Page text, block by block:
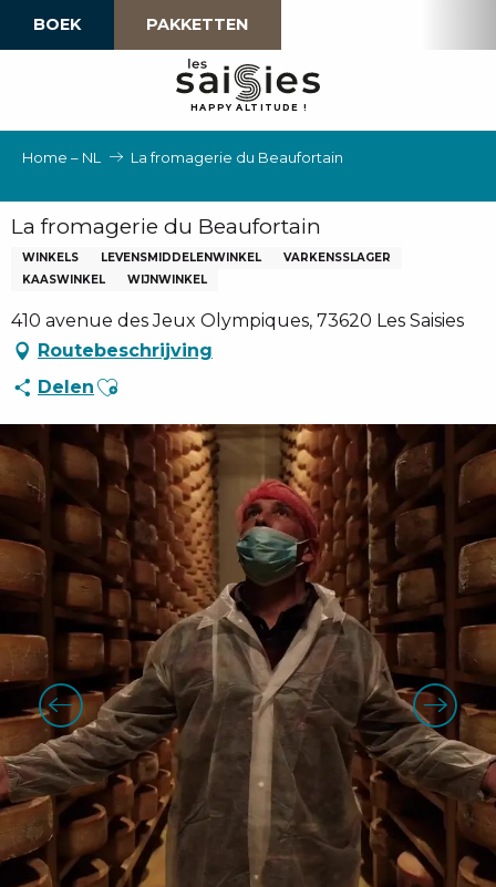
BOEK PAKKETTEN
HAPPY ALTI TU D E !
Home – NL La fromagerie du Beaufortain
La fromagerie du Beaufortain
WINKELS LEVENSMIDDELENWINKEL
VARKENSSLAGER
KAASWINKEL
WIJNWINKEL
410 avenue des Jeux Olympiques, 73620 Les Saisies
Routebeschrijving
Delen Ajouter aux favoris